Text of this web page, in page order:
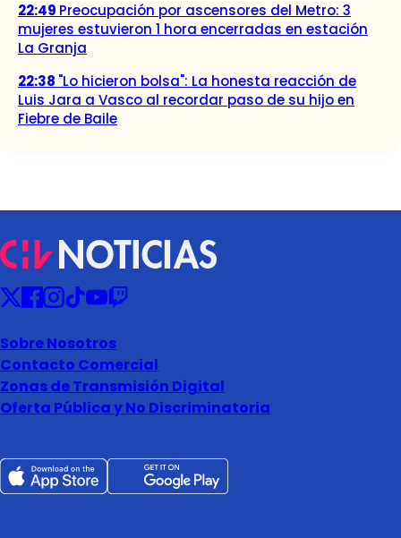
22:49 Preocupación por ascensores del Metro: 3
mujeres estuvieron 1 hora encerradas en estación
La Granja
22:38 "Lo hicieron bolsa": La honesta reacción de
Luis Jara a Vasco al recordar paso de su hijo en
Fiebre de Baile
Sobre Nosotros
Contacto Comercial
Zonas de Transmisión Digital
Oferta Pública y No Discriminatoria